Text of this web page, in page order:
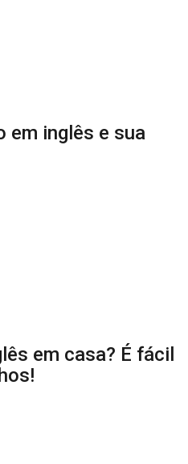
em inglês e sua
em casa? É fácil